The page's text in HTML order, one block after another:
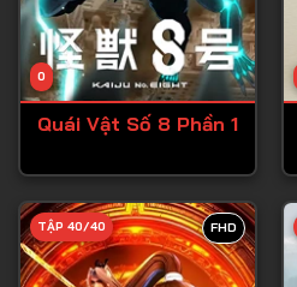
Tập 24
Tập 25
Tập 26
Tập 29
Tập 30
0
Quái Vật Số 8 Phần 1
FHD
TẬP 40/40